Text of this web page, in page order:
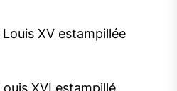
XV estampillée
XVI estampillé